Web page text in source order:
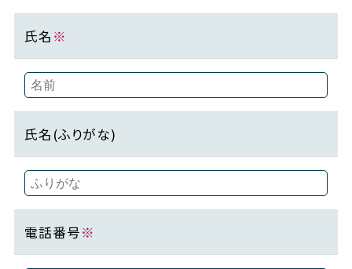
氏名 ※
氏名(ふりがな)
電話番号※